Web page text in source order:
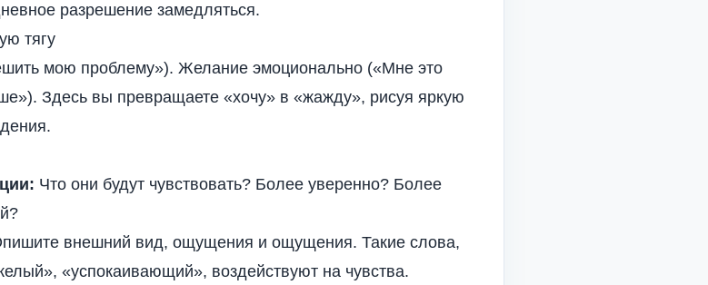
разрешение замедляться.
тягу
мою проблему»). Желание эмоционально («Мне это
Здесь вы превращаете «хочу» в «жажду», рисуя яркую
Что они будут чувствовать? Более уверенно? Более
внешний вид, ощущения и ощущения. Такие слова,
«успокаивающий», воздействуют на чувства.